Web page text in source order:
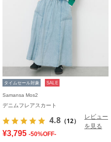
タイムセール対象 SALE
Samansa Mos2
デニムフレアスカート
4.8 （12）
レビュー
を見る
¥3,795 -50%OFF-